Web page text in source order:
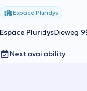
Espace Pluridys
Espace PluridysDieweg
Next availability